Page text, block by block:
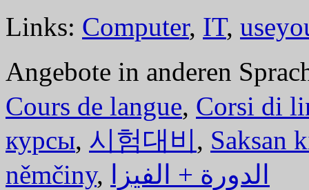
Links: Computer, IT,
Angebote in anderen
Cours de langue, Corsi di
курсы, 시험대비, Saksan
němčiny, الدورة + الفيزا